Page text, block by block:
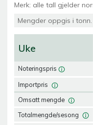
Merk: alle tall gjelder
Mengder oppgis i tonn.
Uke
Noteringspris
Importpris
Omsatt mengde
Totalmengde/sesong